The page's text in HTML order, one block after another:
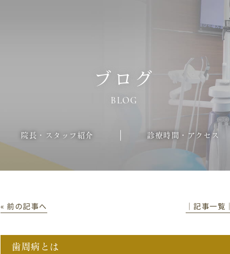
ブログ
BLOG
院長・スタッフ紹介 診療時間・アクセス
« 前の記事へ │記事一覧│
歯周病とは